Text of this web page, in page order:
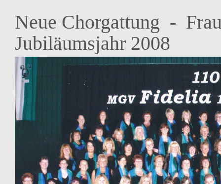
Neue Chorgattung -
Jubiläumsjahr 2008